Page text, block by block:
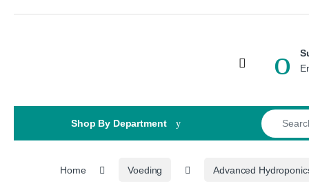
Open
Shop By Department
Search
Home Voeding Advanced